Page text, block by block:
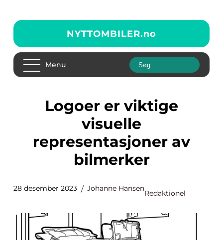
NYTTOMBILER.no
Menu
Logoer er viktige
visuelle
representasjoner av
bilmerker
28 desember 2023 Johanne Hansen
Redaktionel